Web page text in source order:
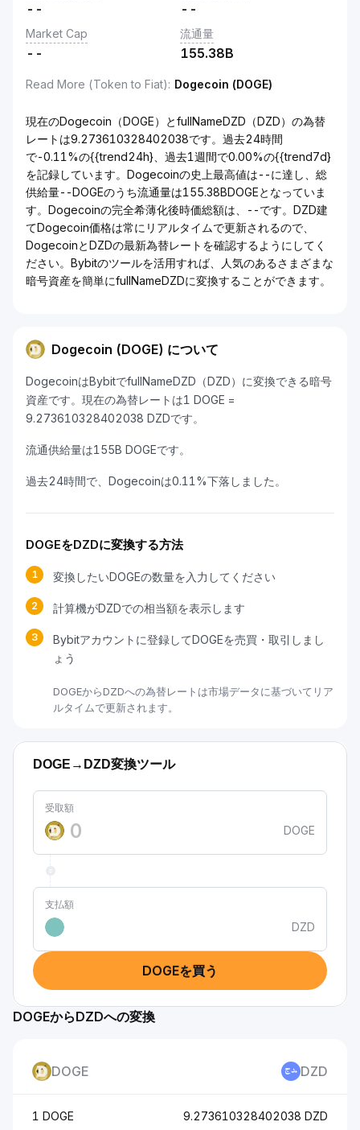
-- --
Market Cap
--
流通量
155.38B
Read More (Token to Fiat): Dogecoin (DOGE)
現在のDogecoin（DOGE）とfullNameDZD（DZD）の為替
レートは9.273610328402038です。過去24時間
で-0.11%の{{trend24h}、過去1週間で0.00%の{{trend7d}
を記録しています。Dogecoinの史上最高値は--に達し、総
供給量--DOGEのうち流通量は155.38BDOGEとなっていま
す。Dogecoinの完全希薄化後時価総額は、--です。DZD建
てDogecoin価格は常にリアルタイムで更新されるので、
DogecoinとDZDの最新為替レートを確認するようにしてく
ださい。Bybitのツールを活用すれば、人気のあるさまざまな
暗号資産を簡単にfullNameDZDに変換することができます。
Dogecoin (DOGE) について
DogecoinはBybitでfullNameDZD（DZD）に変換できる暗号
資産です。現在の為替レートは1 DOGE =
9.273610328402038 DZDです。
流通供給量は155B DOGEです。
過去24時間で、Dogecoinは0.11%下落しました。
DOGEをDZDに変換する方法
1 変換したいDOGEの数量を入力してください
2 計算機がDZDでの相当額を表示します
3
Bybitアカウントに登録してDOGEを売買・取引しまし
ょう
DOGEからDZDへの為替レートは市場データに基づいてリア
ルタイムで更新されます。
DOGE→DZD変換ツール
受取額
DOGE
支払額
DZD
DOGEを買う
DOGEからDZDへの変換
DOGE DZD
1 DOGE 9.273610328402038 DZD